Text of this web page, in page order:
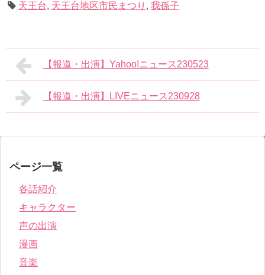
天王台, 天王台地区市民まつり , 我孫子
【報道・出演】Yahoo!ニュース230523
【報道・出演】LIVEニュース230928
ページ一覧
各話紹介
キャラクター
声の出演
漫画
音楽